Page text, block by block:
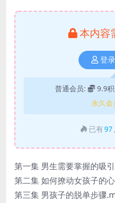
本内容
登
普通会员: 9.9
永久会
已有97
第一集 男生需要掌握的吸
第二集 如何撩动女孩子的
第三集 男孩子的脱单步骤